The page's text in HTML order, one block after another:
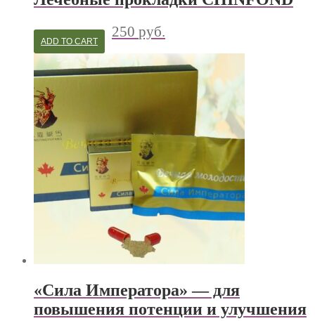
250 руб.
ADD TO CART
«Сила Императора» — для
повышения потенции и улучшения